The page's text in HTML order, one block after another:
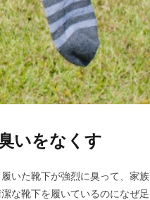
いをなくす
いた靴下が強烈に臭って、家族
な靴下を履いているのになぜ足